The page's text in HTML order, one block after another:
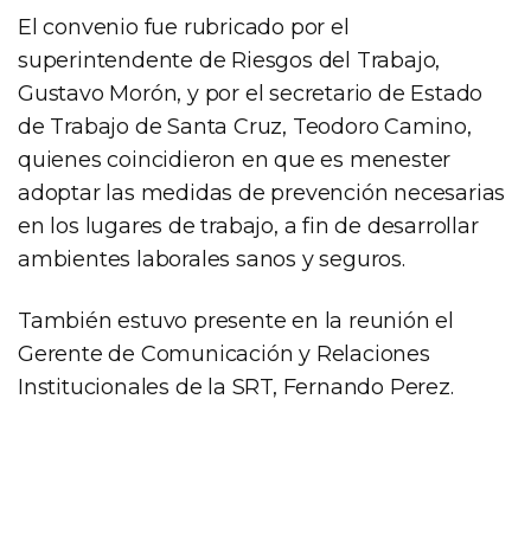
El convenio fue rubricado por el
superintendente de Riesgos del Trabajo,
Gustavo Morón, y por el secretario de Estado
de Trabajo de Santa Cruz, Teodoro Camino,
quienes coincidieron en que es menester
adoptar las medidas de prevención necesarias
en los lugares de trabajo, a fin de desarrollar
ambientes laborales sanos y seguros.
También estuvo presente en la reunión el
Gerente de Comunicación y Relaciones
Institucionales de la SRT, Fernando Perez.